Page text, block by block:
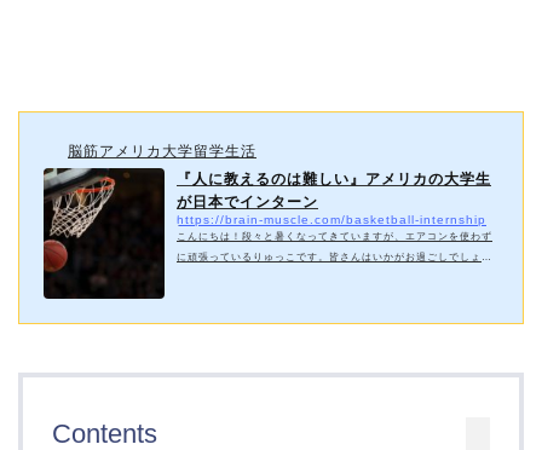
脳筋アメリカ大学留学生活
『人に教えるのは難しい』アメリカの大学生
が日本でインターン
https://brain-muscle.com/basketball-internship
こんにちは！段々と暑くなってきていますが、エアコンを使わず
に頑張っているりゅっこです。皆さんはいかがお過ごしでしょう
してました。そんなある日Facebookで中学の時の恩師がクラブチ
Contents